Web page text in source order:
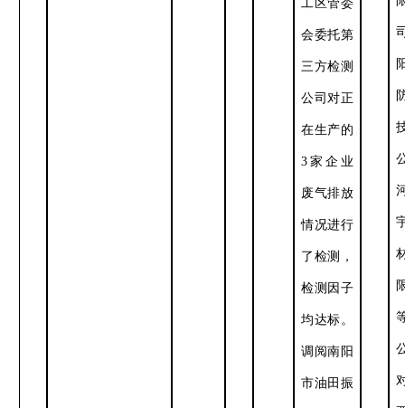
工区管委
会委托第
三方检测
公司对正
在生产的
3 家企业
废气排放
情况进行
了检测，
检测 因子
均达标。
调阅南阳
市油田振